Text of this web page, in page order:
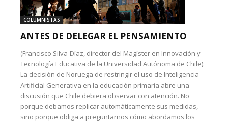
COLUMNISTAS
ANTES DE DELEGAR EL PENSAMIENTO
(Francisco Silva-Díaz, director del Magíster en Innovación y
Tecnología Educativa de la Universidad Autónoma de Chile):
La decisión de Noruega de restringir el uso de Inteligencia
Artificial Generativa en la educación primaria abre una
discusión que Chile debiera observar con atención. No
porque debamos replicar automáticamente sus medidas,
sino porque obliga a preguntarnos cómo abordamos los